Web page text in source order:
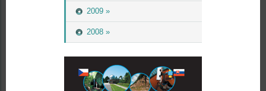
2009 »
2008 »